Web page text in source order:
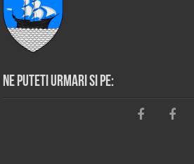
Ne puteti urmari si pe: